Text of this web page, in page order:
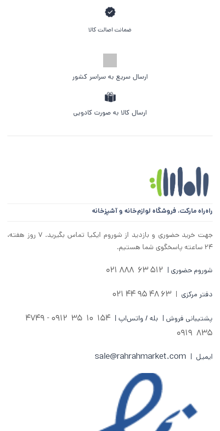
ضمانت اصالت کالا
ارسال سریع به سراسر کشور
ارسال کالا به صورت کادویی
راه‌راه مارکت، فروشگاه لوازم‌خانه و آشپزخانه
جهت خرید حضوری و بازدید از شوروم ایکیا تماس بگیرید. ۷ روز هفته،
۲۴ ساعته پاسخگوی شما هستیم.
شوروم حضوری | 512 63 888 021
دفتر مرکزی |
63 48 95 44 021
پشتیبانی فروش | بله / واتس‌اپ | 154 10 35
835 0919
ایمیل | sale@rahrahmarket.com